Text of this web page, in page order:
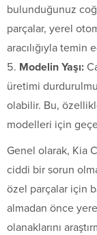
bulunduğunuz
parçalar, yerel
aracılığıyla temin
Modelin Yaşı:
üretimi
olabilir. Bu,
modelleri için
Genel olarak, Kia
ciddi bir sorun
özel parçalar için
almadan önce
olanaklarını